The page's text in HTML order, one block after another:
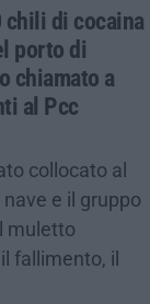
chili di cocaina
porto di
chiamato a
al Pcc
collocato al
e il gruppo
muletto
fallimento, il